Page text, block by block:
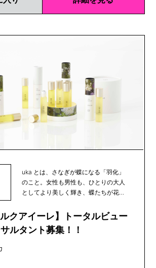
uka とは、さなぎが蝶になる「羽化」
のこと。女性も男性も、ひとりの大人
としてより美しく輝き、蝶たちが花か
ルクアイーレ】トータルビュー
ルタント募集！！